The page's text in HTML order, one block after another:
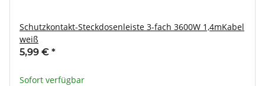
Schutzkontakt-Steckdosenleiste 3-fach 3600W 1,4mKabel
weiß
5,99 € *
Sofort verfügbar